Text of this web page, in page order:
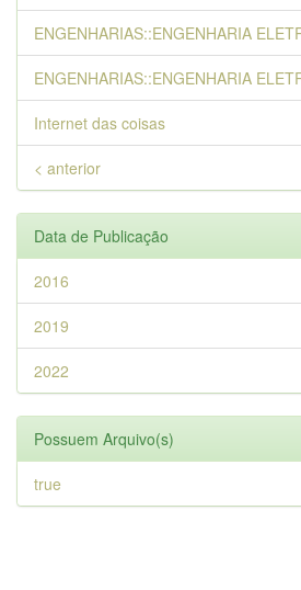
ENGENHARIAS::ENGENHARIA
ENGENHARIAS::ENGENHARIA
Internet das coisas
< anterior
Data de Publicação
2016
2019
2022
Possuem Arquivo(s)
true